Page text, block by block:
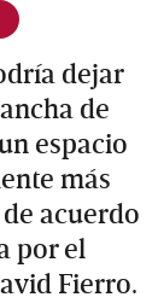
dejar
de
espacio
más
acuerdo
por el
Fierro.